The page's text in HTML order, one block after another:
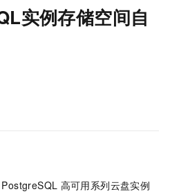
实例存储空间自
高可用系列云盘实例